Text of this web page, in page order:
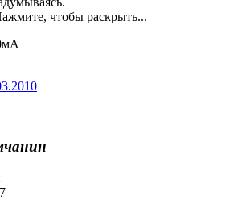
чтобы раскрыть...